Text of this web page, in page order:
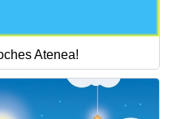
Atenea!